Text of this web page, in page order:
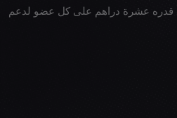
قدره عشرة دراهم على كل عضو لدعم